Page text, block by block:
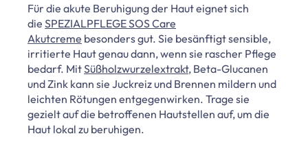
Für die akute Beruhigung der Haut eignet sich
die SPEZIALPFLEGE SOS Care
Akutcreme besonders gut. Sie besänftigt sensible,
irritierte Haut genau dann, wenn sie rascher Pflege
bedarf. MitSüßholzwurzelextrakt, Beta-Glucanen
und Zink kann sie Juckreiz und Brennen mildern und
leichten Rötungen entgegenwirken. Trage sie
gezielt auf die betroffenen Hautstellen auf, um die
Haut lokal zu beruhigen.